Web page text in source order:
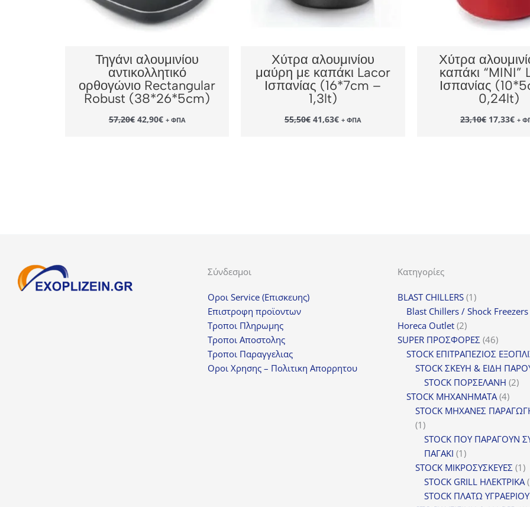
Τηγάνι αλουμινίου
αντικολλητικό
ορθογώνιο Rectangular
Robust (38*26*5cm)
57,20€ Original
price
42,90€Η
τρέχουσα
+ ΦΠΑ
Χύτρα αλουμινίου
μαύρη με καπάκι Lacor
Ισπανίας (16*7cm –
1,3lt)
55,50€ Original
price
41,63€Η
τρέχουσα
+ ΦΠΑ
Χύτρα
καπάκι “MINI”
Ισπανίας
0,24lt)
23,10€ Original
price
17,33€Η+
Σύνδεσμοι
Οροι Service (Επισκευης)
Επιστροφη προϊοντων
Τροποι Πληρωμης
Τροποι Αποστολης
Τροποι Παραγγελιας
Οροι Χρησης – Πολιτικη Απορρητου
Κατηγορίες
BLAST CHILLERS 11
προϊόν
Blast Chillers / Shock Freezers
Horeca Outlet 22
προϊόντα
SUPER ΠΡΟΣΦΟΡΕΣ 4646
STOCK ΕΠΙΤΡΑΠΕΖΙΟΣ
STOCK ΣΚΕΥΗ & ΕΙΔΗ
STOCK ΠΟΡΣΕΛΑΝΗ 22
STOCK ΜΗΧΑΝΗΜΑΤΑ 44
STOCK ΜΗΧΑΝΕΣ
11
προϊόν
STOCK ΠΟΥ ΠΑΡΑΓΟΥΝ
ΠΑΓΑΚΙ 11
προϊόν
STOCK ΜΙΚΡΟΣΥΣΚΕΥΕΣ 11
STOCK GRILL ΗΛΕΚΤΡΙΚΑ
STOCK ΠΛΑΤΩ ΥΓΡΑΕΡΙΟΥ